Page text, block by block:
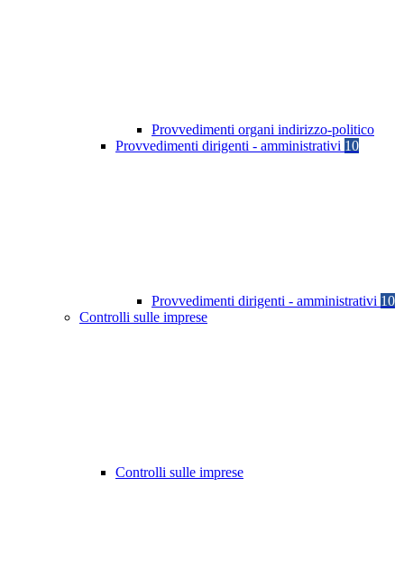
Provvedimenti organi indirizzo-politico
Provvedimenti dirigenti - amministrativi 10
Provvedimenti dirigenti - amministrativi 10
Controlli sulle imprese
Controlli sulle imprese